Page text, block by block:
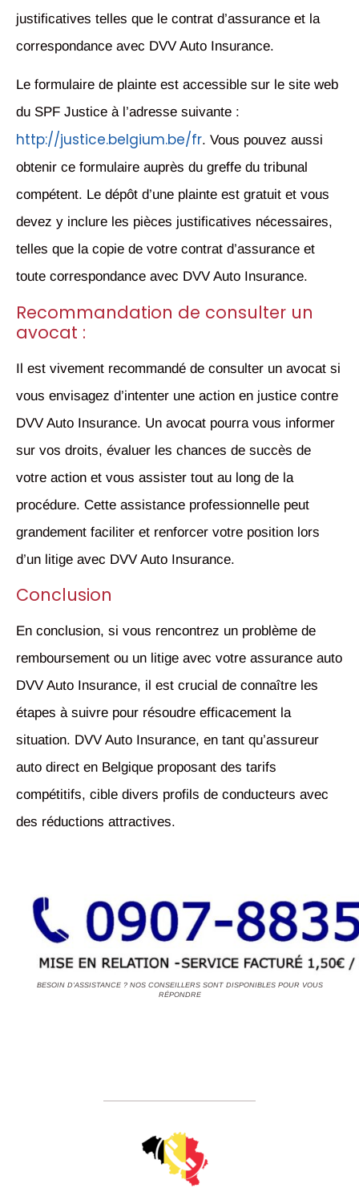
justificatives telles que le contrat d’assurance et la
correspondance avec DVV Auto Insurance.
Le formulaire de plainte est accessible sur le site web
du SPF Justice à l’adresse suivante :
http://justice.belgium.be/fr. Vous pouvez aussi
obtenir ce formulaire auprès du greffe du tribunal
compétent. Le dépôt d’une plainte est gratuit et vous
devez y inclure les pièces justificatives nécessaires,
telles que la copie de votre contrat d’assurance et
toute correspondance avec DVV Auto Insurance.
Recommandation de consulter un
avocat :
Il est vivement recommandé de consulter un avocat si
vous envisagez d’intenter une action en justice contre
DVV Auto Insurance. Un avocat pourra vous informer
sur vos droits, évaluer les chances de succès de
votre action et vous assister tout au long de la
procédure. Cette assistance professionnelle peut
grandement faciliter et renforcer votre position lors
d’un litige avec DVV Auto Insurance.
Conclusion
En conclusion, si vous rencontrez un problème de
remboursement ou un litige avec votre assurance auto
DVV Auto Insurance, il est crucial de connaître les
étapes à suivre pour résoudre efficacement la
situation. DVV Auto Insurance, en tant qu’assureur
auto direct en Belgique proposant des tarifs
compétitifs, cible divers profils de conducteurs avec
des réductions attractives.
BESOIN D'ASSISTANCE ? NOS CONSEILLERS SONT DISPONIBLES POUR VOUS
RÉPONDRE